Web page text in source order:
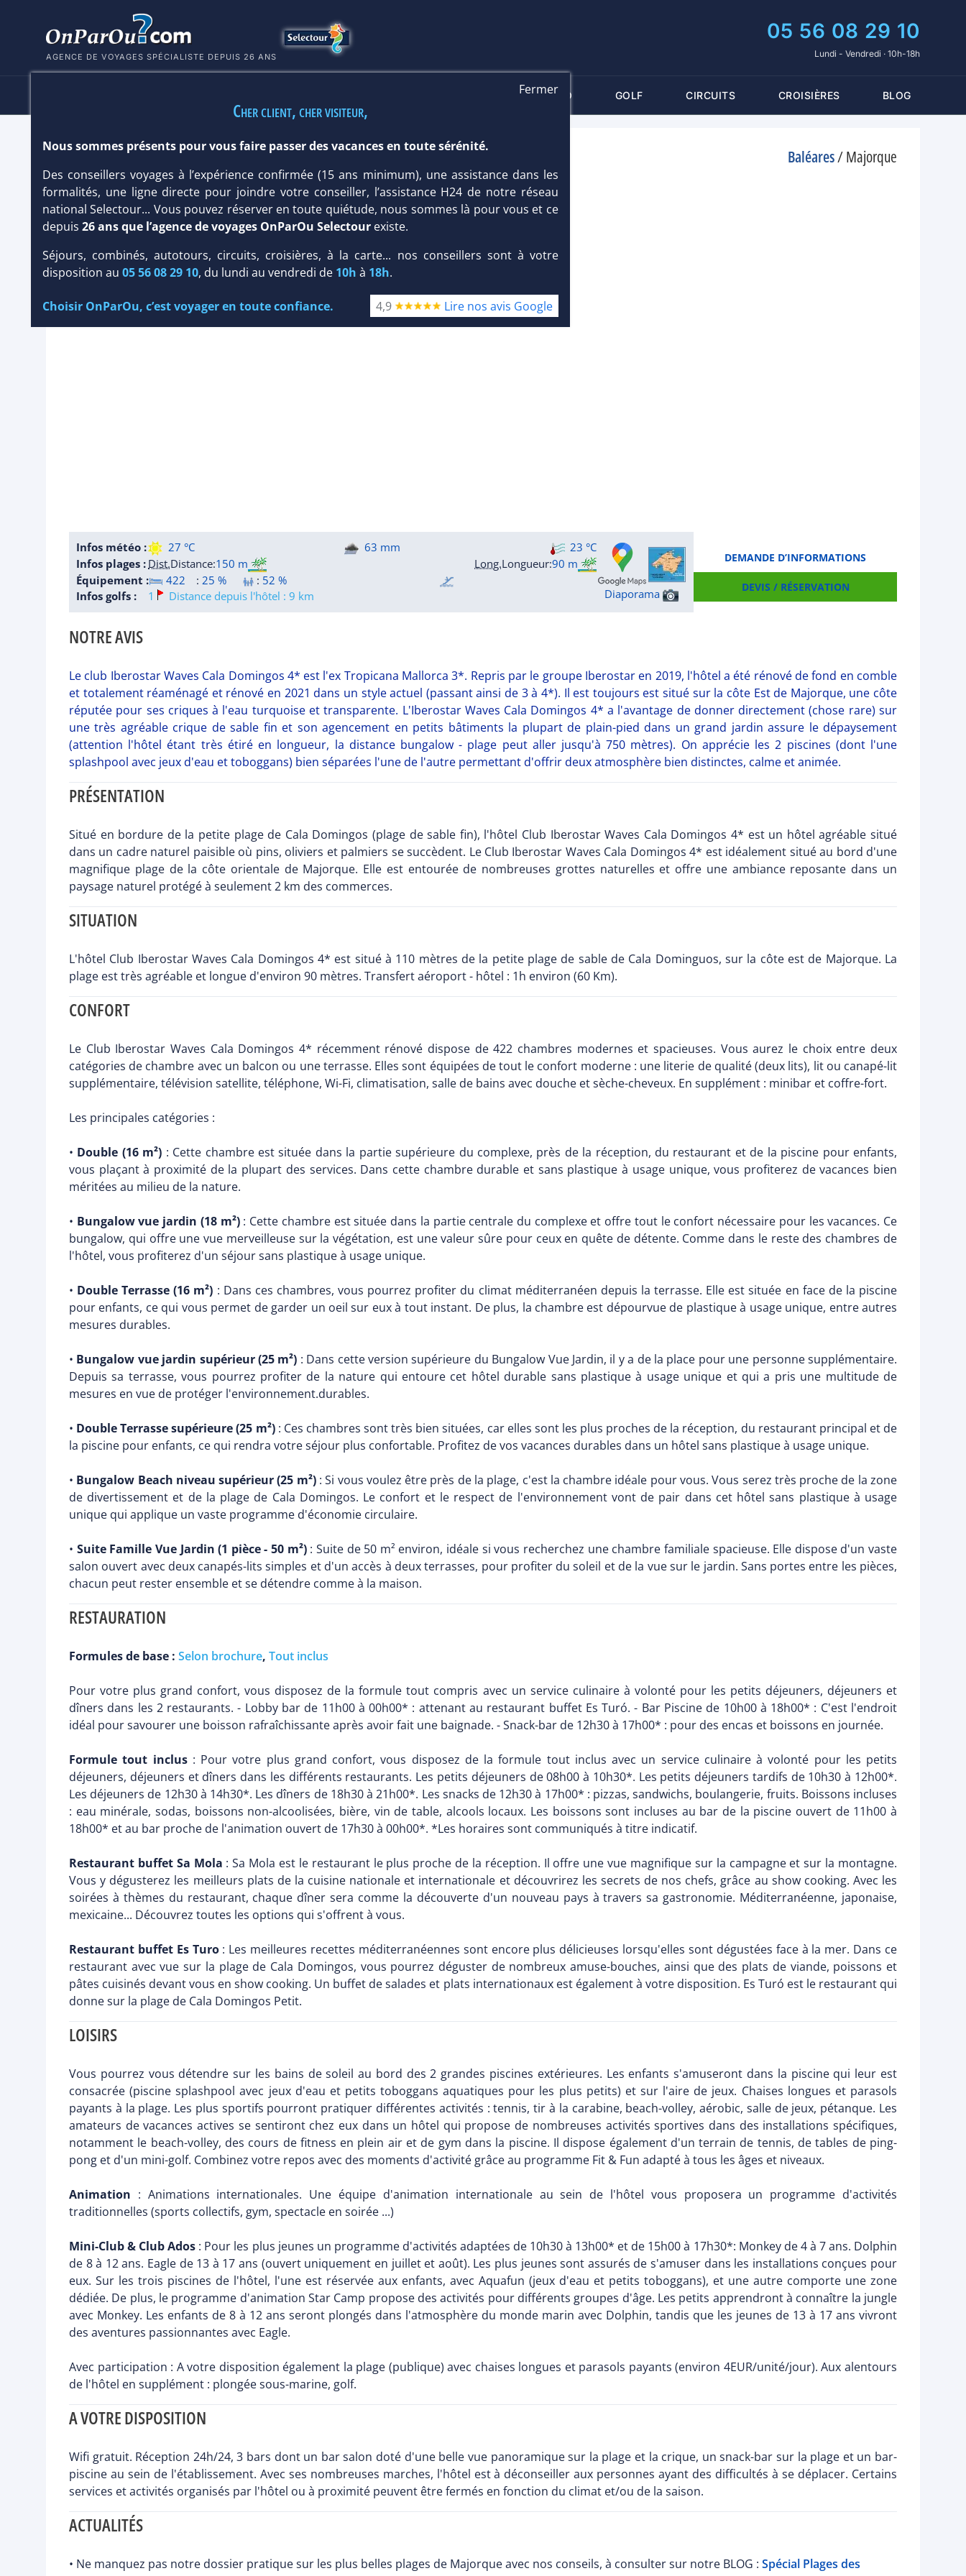
AGENCE DE VOYAGES SPÉCIALISTE DEPUIS 26 ANS
05 56 08 29 10
Lundi - Vendredi · 10h-18h
THALASSO GOLF CIRCUITS CROISIÈRES BLOG
HÔTEL IBEROSTAR WAVES CALA DOMINGOS 4* Baléares/Majorque
HôtelClub
DEMANDE D’INFORMATIONS
DEVIS / RÉSERVATION
Infos météo : 27 °C 63 mm
23 °C
Infos plages : Dist.Distance:150 m Long.Longueur:90 m
Équipement :
422 : 25 % : 52 %
Infos golfs :
1 Distance depuis l'hôtel : 9 km Diaporama
NOTRE AVIS
Le club Iberostar Waves Cala Domingos 4* est l'ex Tropicana Mallorca 3*. Repris par le groupe Iberostar en 2019, l'hôtel a été rénové de fond en comble
et totalement réaménagé et rénové en 2021 dans un style actuel (passant ainsi de 3 à 4*). Il est toujours est situé sur la côte Est de Majorque, une côte
réputée pour ses criques à l'eau turquoise et transparente. L'Iberostar Waves Cala Domingos 4* a l'avantage de donner directement (chose rare) sur
une très agréable crique de sable fin et son agencement en petits bâtiments la plupart de plain-pied dans un grand jardin assure le dépaysement
(attention l'hôtel étant très étiré en longueur, la distance bungalow - plage peut aller jusqu'à 750 mètres). On apprécie les 2 piscines (dont l'une
splashpool avec jeux d'eau et toboggans) bien séparées l'une de l'autre permettant d'offrir deux atmosphère bien distinctes, calme et animée.
PRÉSENTATION
Situé en bordure de la petite plage de Cala Domingos (plage de sable fin), l'hôtel Club Iberostar Waves Cala Domingos 4* est un hôtel agréable situé
dans un cadre naturel paisible où pins, oliviers et palmiers se succèdent. Le Club Iberostar Waves Cala Domingos 4* est idéalement situé au bord d'une
magnifique plage de la côte orientale de Majorque. Elle est entourée de nombreuses grottes naturelles et offre une ambiance reposante dans un
paysage naturel protégé à seulement 2 km des commerces.
SITUATION
L'hôtel Club Iberostar Waves Cala Domingos 4* est situé à 110 mètres de la petite plage de sable de Cala Dominguos, sur la côte est de Majorque. La
plage est très agréable et longue d'environ 90 mètres. Transfert aéroport - hôtel : 1h environ (60 Km).
CONFORT
Le Club Iberostar Waves Cala Domingos 4* récemment rénové dispose de 422 chambres modernes et spacieuses. Vous aurez le choix entre deux
catégories de chambre avec un balcon ou une terrasse. Elles sont équipées de tout le confort moderne : une literie de qualité (deux lits), lit ou canapé-lit
supplémentaire, télévision satellite, téléphone, Wi-Fi, climatisation, salle de bains avec douche et sèche-cheveux. En supplément : minibar et coffre-fort.
Les principales catégories :
• Double (16 m²) : Cette chambre est située dans la partie supérieure du complexe, près de la réception, du restaurant et de la piscine pour enfants,
vous plaçant à proximité de la plupart des services. Dans cette chambre durable et sans plastique à usage unique, vous profiterez de vacances bien
méritées au milieu de la nature.
• Bungalow vue jardin (18 m²): Cette chambre est située dans la partie centrale du complexe et offre tout le confort nécessaire pour les vacances. Ce
bungalow, qui offre une vue merveilleuse sur la végétation, est une valeur sûre pour ceux en quête de détente. Comme dans le reste des chambres de
l'hôtel, vous profiterez d'un séjour sans plastique à usage unique.
• Double Terrasse (16 m²) : Dans ces chambres, vous pourrez profiter du climat méditerranéen depuis la terrasse. Elle est située en face de la piscine
pour enfants, ce qui vous permet de garder un oeil sur eux à tout instant. De plus, la chambre est dépourvue de plastique à usage unique, entre autres
mesures durables.
• Bungalow vue jardin supérieur (25 m²) : Dans cette version supérieure du Bungalow Vue Jardin, il y a de la place pour une personne supplémentaire.
Depuis sa terrasse, vous pourrez profiter de la nature qui entoure cet hôtel durable sans plastique à usage unique et qui a pris une multitude de
mesures en vue de protéger l'environnement.durables.
• Double Terrasse supérieure (25 m²): Ces chambres sont très bien situées, car elles sont les plus proches de la réception, du restaurant principal et de
la piscine pour enfants, ce qui rendra votre séjour plus confortable. Profitez de vos vacances durables dans un hôtel sans plastique à usage unique.
• Bungalow Beach niveau supérieur (25 m²): Si vous voulez être près de la plage, c'est la chambre idéale pour vous. Vous serez très proche de la zone
de divertissement et de la plage de Cala Domingos. Le confort et le respect de l'environnement vont de pair dans cet hôtel sans plastique à usage
unique qui applique un vaste programme d'économie circulaire.
• Suite Famille Vue Jardin (1 pièce - 50 m²): Suite de 50 m² environ, idéale si vous recherchez une chambre familiale spacieuse. Elle dispose d'un vaste
salon ouvert avec deux canapés-lits simples et d'un accès à deux terrasses, pour profiter du soleil et de la vue sur le jardin. Sans portes entre les pièces,
chacun peut rester ensemble et se détendre comme à la maison.
RESTAURATION
Formules de base : Selon brochure, Tout inclus
Pour votre plus grand confort, vous disposez de la formule tout compris avec un service culinaire à volonté pour les petits déjeuners, déjeuners et
dîners dans les 2 restaurants. - Lobby bar de 11h00 à 00h00* : attenant au restaurant buffet Es Turó. - Bar Piscine de 10h00 à 18h00* : C'est l'endroit
idéal pour savourer une boisson rafraîchissante après avoir fait une baignade. - Snack-bar de 12h30 à 17h00* : pour des encas et boissons en journée.
Formule tout inclus: Pour votre plus grand confort, vous disposez de la formule tout inclus avec un service culinaire à volonté pour les petits
déjeuners, déjeuners et dîners dans les différents restaurants. Les petits déjeuners de 08h00 à 10h30*. Les petits déjeuners tardifs de 10h30 à 12h00*.
Les déjeuners de 12h30 à 14h30*. Les dîners de 18h30 à 21h00*. Les snacks de 12h30 à 17h00* : pizzas, sandwichs, boulangerie, fruits. Boissons incluses
: eau minérale, sodas, boissons non-alcoolisées, bière, vin de table, alcools locaux. Les boissons sont incluses au bar de la piscine ouvert de 11h00 à
18h00* et au bar proche de l'animation ouvert de 17h30 à 00h00*. *Les horaires sont communiqués à titre indicatif.
Restaurant buffet Sa Mola : Sa Mola est le restaurant le plus proche de la réception. Il offre une vue magnifique sur la campagne et sur la montagne.
Vous y dégusterez les meilleurs plats de la cuisine nationale et internationale et découvrirez les secrets de nos chefs, grâce au show cooking. Avec les
soirées à thèmes du restaurant, chaque dîner sera comme la découverte d'un nouveau pays à travers sa gastronomie. Méditerranéenne, japonaise,
mexicaine... Découvrez toutes les options qui s'offrent à vous.
Restaurant buffet Es Turo: Les meilleures recettes méditerranéennes sont encore plus délicieuses lorsqu'elles sont dégustées face à la mer. Dans ce
restaurant avec vue sur la plage de Cala Domingos, vous pourrez déguster de nombreux amuse-bouches, ainsi que des plats de viande, poissons et
pâtes cuisinés devant vous en show cooking. Un buffet de salades et plats internationaux est également à votre disposition. Es Turó est le restaurant qui
donne sur la plage de Cala Domingos Petit.
LOISIRS
Vous pourrez vous détendre sur les bains de soleil au bord des 2 grandes piscines extérieures. Les enfants s'amuseront dans la piscine qui leur est
consacrée (piscine splashpool avec jeux d'eau et petits toboggans aquatiques pour les plus petits) et sur l'aire de jeux. Chaises longues et parasols
payants à la plage. Les plus sportifs pourront pratiquer différentes activités : tennis, tir à la carabine, beach-volley, aérobic, salle de jeux, pétanque. Les
amateurs de vacances actives se sentiront chez eux dans un hôtel qui propose de nombreuses activités sportives dans des installations spécifiques,
notamment le beach-volley, des cours de fitness en plein air et de gym dans la piscine. Il dispose également d'un terrain de tennis, de tables de ping-
pong et d'un mini-golf. Combinez votre repos avec des moments d'activité grâce au programme Fit & Fun adapté à tous les âges et niveaux.
Animation : Animations internationales. Une équipe d'animation internationale au sein de l'hôtel vous proposera un programme d'activités
traditionnelles (sports collectifs, gym, spectacle en soirée ...)
Mini-Club & Club Ados : Pour les plus jeunes un programme d'activités adaptées de 10h30 à 13h00* et de 15h00 à 17h30*: Monkey de 4 à 7 ans. Dolphin
de 8 à 12 ans. Eagle de 13 à 17 ans (ouvert uniquement en juillet et août). Les plus jeunes sont assurés de s'amuser dans les installations conçues pour
eux. Sur les trois piscines de l'hôtel, l'une est réservée aux enfants, avec Aquafun (jeux d'eau et petits toboggans), et une autre comporte une zone
dédiée. De plus, le programme d'animation Star Camp propose des activités pour différents groupes d'âge. Les petits apprendront à connaître la jungle
avec Monkey. Les enfants de 8 à 12 ans seront plongés dans l'atmosphère du monde marin avec Dolphin, tandis que les jeunes de 13 à 17 ans vivront
des aventures passionnantes avec Eagle.
Avec participation : A votre disposition également la plage (publique) avec chaises longues et parasols payants (environ 4EUR/unité/jour). Aux alentours
de l'hôtel en supplément : plongée sous-marine, golf.
A VOTRE DISPOSITION
Wifi gratuit. Réception 24h/24, 3 bars dont un bar salon doté d'une belle vue panoramique sur la plage et la crique, un snack-bar sur la plage et un bar-
piscine au sein de l'établissement. Avec ses nombreuses marches, l'hôtel est à déconseiller aux personnes ayant des difficultés à se déplacer. Certains
services et activités organisés par l'hôtel ou à proximité peuvent être fermés en fonction du climat et/ou de la saison.
ACTUALITÉS
• Ne manquez pas notre dossier pratique sur les plus belles plages de Majorque avec nos conseils, à consulter sur notre BLOG : Spécial Plages des
Fermer
Cher client, cher visiteur,
Nous sommes présents pour vous faire passer des vacances en toute sérénité.
Des conseillers voyages à l’expérience confirmée (15 ans minimum), une assistance dans les
formalités, une ligne directe pour joindre votre conseiller, l’assistance H24 de notre réseau
national Selectour... Vous pouvez réserver en toute quiétude, nous sommes là pour vous et ce
depuis 26 ans que l’agence de voyages OnParOu Selectourexiste.
Séjours, combinés, autotours, circuits, croisières, à la carte... nos conseillers sont à votre
disposition au 05 56 08 29 10, du lundi au vendredi de 10h à 18h.
Choisir OnParOu, c’est voyager en toute confiance. 4,9 Lire nos avis Google